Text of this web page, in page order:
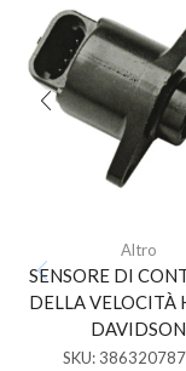
Altro
SENSORE DI
DELLA VELOCITÀ
DAVIDSON
SKU: